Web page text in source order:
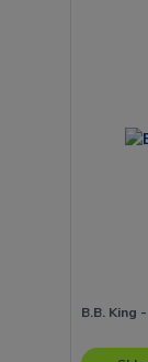
B.B. King